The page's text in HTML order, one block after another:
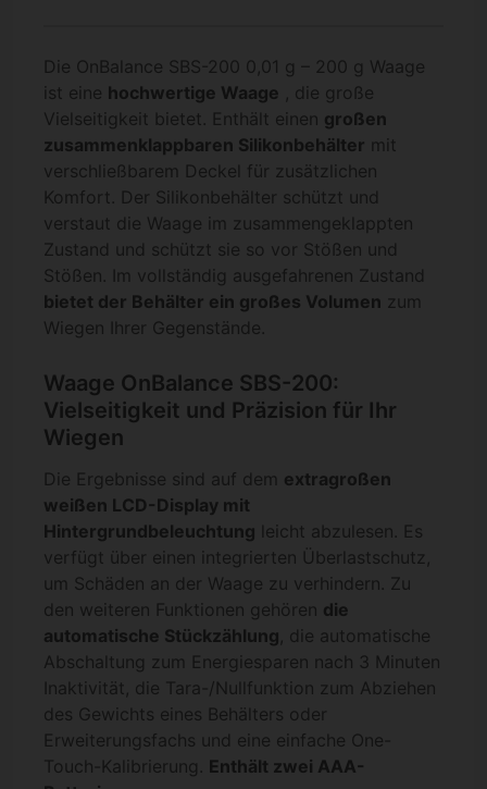
Die OnBalance SBS-200 0,01 g – 200 g Waage
ist eine hochwertige Waage , die große
Vielseitigkeit bietet. Enthält einen großen
zusammenklappbaren Silikonbehälter mit
verschließbarem Deckel für zusätzlichen
Komfort. Der Silikonbehälter schützt und
verstaut die Waage im zusammengeklappten
Zustand und schützt sie so vor Stößen und
Stößen. Im vollständig ausgefahrenen Zustand
bietet der Behälter ein großes Volumen zum
Wiegen Ihrer Gegenstände.
Waage OnBalance SBS-200:
Vielseitigkeit und Präzision für Ihr
Wiegen
Die Ergebnisse sind auf dem extragroßen
weißen LCD-Display mit
Hintergrundbeleuchtung leicht abzulesen. Es
verfügt über einen integrierten Überlastschutz,
um Schäden an der Waage zu verhindern. Zu
den weiteren Funktionen gehören die
automatische Stückzählung, die automatische
Abschaltung zum Energiesparen nach 3 Minuten
Inaktivität, die Tara-/Nullfunktion zum Abziehen
des Gewichts eines Behälters oder
Erweiterungsfachs und eine einfache One-
Touch-Kalibrierung. Enthält zwei AAA-